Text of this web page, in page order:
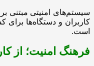
سیستم‌های امنیتی مبتنی بر
است.
فرهنگ امنیت؛ از